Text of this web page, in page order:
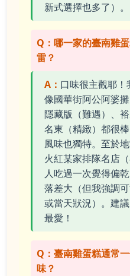
新式選擇也多了）。
Q：哪一家的臺南雞
雷？
A： 口味很主觀耶！
像國華街阿公阿婆
隱藏版（難遇）、
名東（精緻）都很
風味也獨特。至於
火紅某家排隊名店
人吃過一次覺得偏
落差大（但我強調
或當天狀況）。建
最愛！
Q：臺南雞蛋糕通常
味？